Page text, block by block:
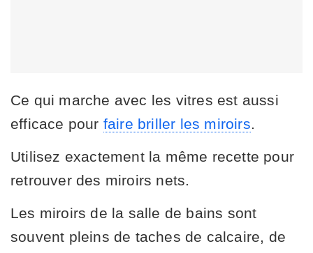
Ce qui marche avec les vitres est aussi
efficace pour faire briller les miroirs
Utilisez exactement la même recette pour
retrouver des miroirs nets.
Les miroirs de la salle de bains sont
souvent pleins de taches de calcaire, de